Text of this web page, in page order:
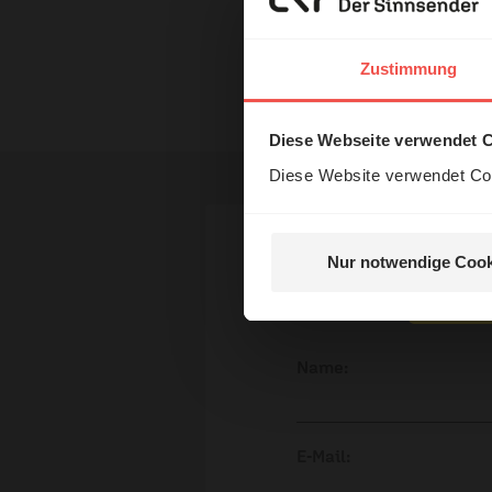
Zustimmung
Diese Webseite verwendet
Diese Website verwendet
Nur notwendige
Ihr
Das
und